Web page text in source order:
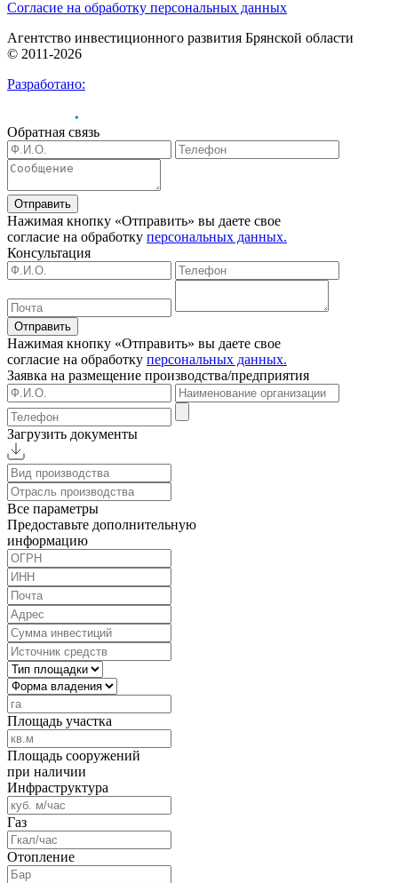
Согласие на обработку персональных данных
Агентство инвестиционного развития Брянской области
© 2011-2026
Разработано:
Обратная связь
Отправить
Нажимая кнопку «Отправить» вы даете свое
согласие на обработку персональных данных.
Консультация
Отправить
Нажимая кнопку «Отправить» вы даете свое
согласие на обработку персональных данных.
Заявка на размещение производства/предприятия
Загрузить документы
Все параметры
Предоставьте дополнительную
информацию
Площадь участка
Площадь сооружений
при наличии
Инфраструктура
Газ
Отопление